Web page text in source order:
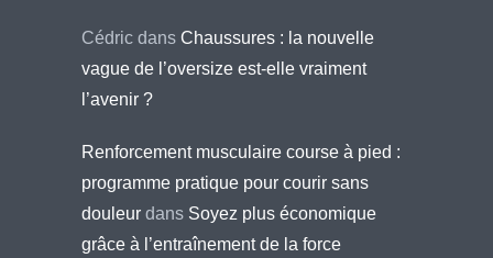
Cédric dans Chaussures : la nouvelle
vague de l’oversize est-elle vraiment
l’avenir ?
Renforcement musculaire course à pied :
programme pratique pour courir sans
douleur dans Soyez plus économique
grâce à l’entraînement de la force